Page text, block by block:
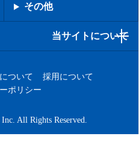
その他
当サイトについて
ついて
採用について
ポリシー
All Rights Reserved.